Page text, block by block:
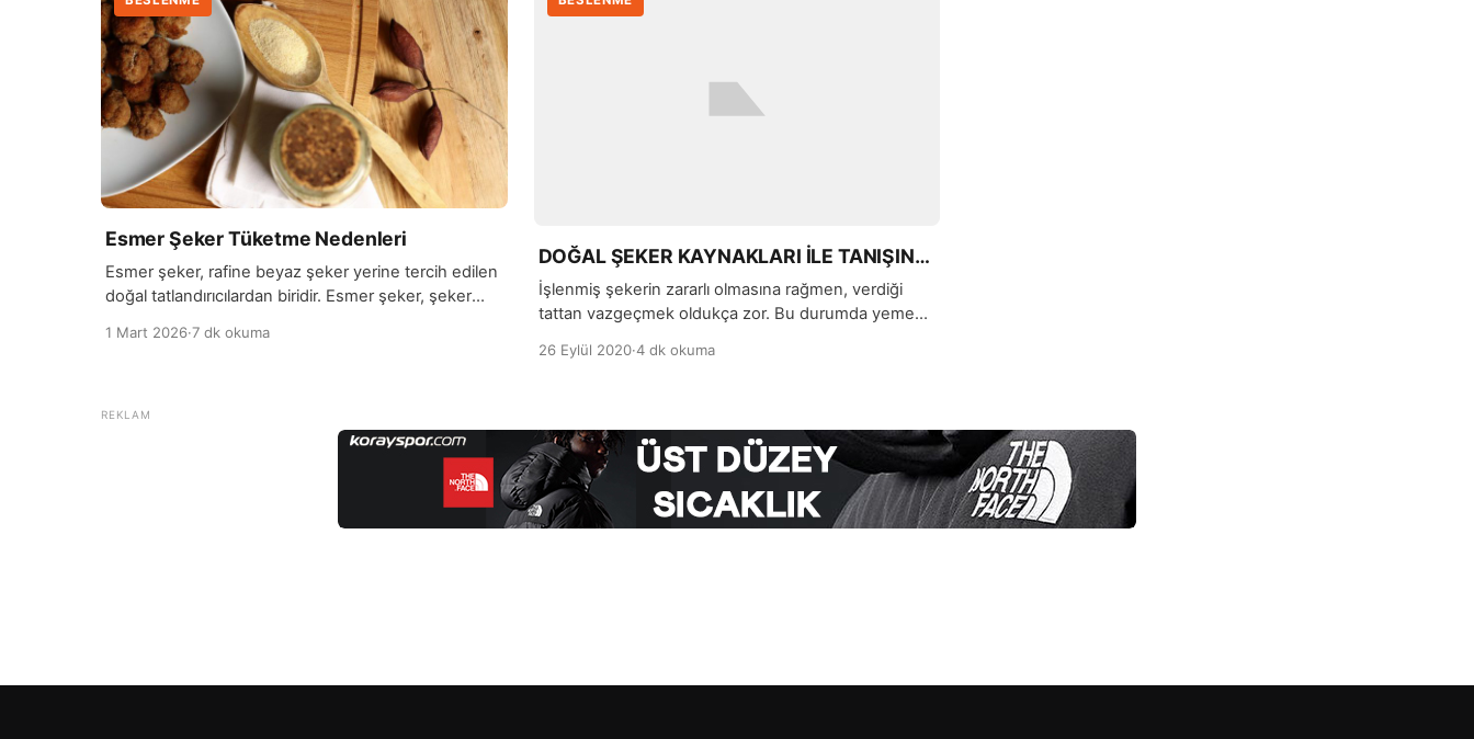
Esmer Şeker Tüketme Nedenleri
Esmer şeker, rafine beyaz şeker yerine tercih edilen
doğal tatlandırıcılardan biridir. Esmer şeker, şeker
minimal işleme tabi tutulmuş halidir ve içeriğinde
korunmasına yardımcı olur. Özellikle şekerin daha az
işlenmiş olması, esmer şekerin vitamin […]
1 Mart 2026·7 dk okuma
DOĞAL ŞEKER KAYNAKLARI İLE TANIŞIN…
İşlenmiş şekerin zararlı olmasına rağmen, verdiği
tattan vazgeçmek oldukça zor. Bu durumda yemek
doğal şeker kullanabileceğinizi de belirtmek
26 Eylül 2020·4 dk okuma